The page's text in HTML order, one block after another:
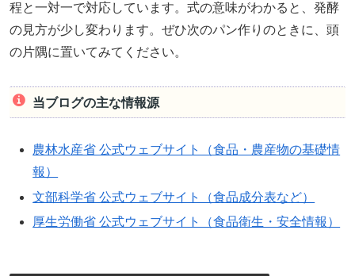
程と一対一で対応しています。式の意味がわかると、発酵
の見方が少し変わります。ぜひ次のパン作りのときに、頭
の片隅に置いてみてください。
当ブログの主な情報源
農林水産省 公式ウェブサイト（食品・農産物の基礎情
報）
文部科学省 公式ウェブサイト（食品成分表など）
厚生労働省 公式ウェブサイト（食品衛生・安全情報）